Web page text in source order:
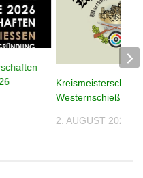
Westernschießen
2. AUGUST 2026